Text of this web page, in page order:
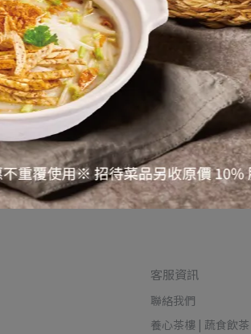
小清新的燒賣皇
養心燒賣皇(全素5入)
NT$128
NT$190
✔ 不
港
客服資訊
聯絡我們
養心茶樓 | 蔬食飲茶